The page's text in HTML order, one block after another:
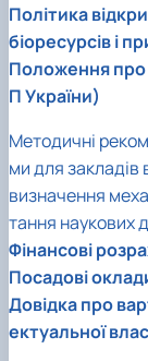
Політика
біоресурсів і
Положення про
П України)
Методичні
ми для закладів
визначення
тання наукових
Фінансові
Посадові
Довідка про
ектуальної